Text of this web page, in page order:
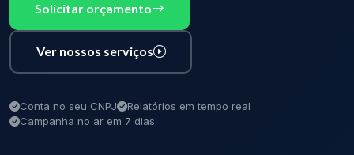
Solicitar orçamento
Ver nossos serviços
Conta no seu CNPJ
Relatórios em tempo real
Campanha no ar em 7 dias